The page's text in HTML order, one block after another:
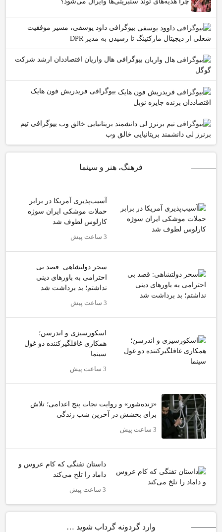
بیوگرافی داود یوسفی، مسیر موفقیت
شغلی از دیجیتال مارکتینگ تا رسیدن به مدیر DPR
بیوگرافی هال واریان اقتصاددان ارشد شرکت
گوگل
بیوگرافی فریدریش فون هایک
اقتصاددان برنده جایزه نوبل
بیوگرافی تیم
برنرز لی دانشمند بریتانیایی خالق وب
فرهنگ، هنر و سینما
آسیب‌پذیری آمریکا در برابر
حملات موشکی ایران سوژه
کارلوس لطوف شد
3 ساعت پیش
سحر دولتشاهی: قصد بی
احترامی به باورهای دینی
نداشتم؛ بد برداشت شد
3 ساعت پیش
اسکورسیزی و اندرسن؛
همکاری غافلگیرکننده دو غول
سینما
3 ساعت پیش
«زنده‌شور» و روایت نجات پنج اعدامی؛ تلاش
برای بخشش در آخرین شب زندگی
3 ساعت پیش
داستان تفنگی که کام عروس و
داماد را تلخ می‌کند
3 ساعت پیش
وارد گردونه گرداب شوید …